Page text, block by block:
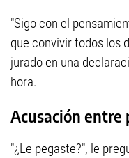
"Sigo con el
que convivir todos los
jurado en una
hora.
Acusación entre
"¿Le pegaste?", le